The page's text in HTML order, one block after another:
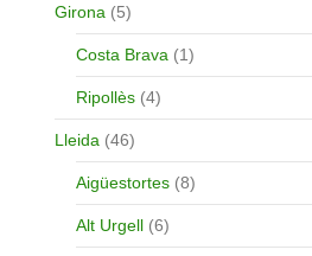
Girona (5)
Costa Brava (1)
Ripollès (4)
Lleida (46)
Aigüestortes (8)
Alt Urgell (6)